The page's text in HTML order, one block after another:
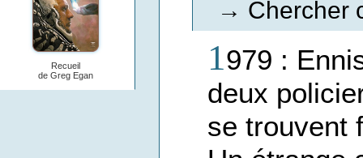
Recueil
de Greg Egan
→ Chercher
1979 :
deux
se trouvent